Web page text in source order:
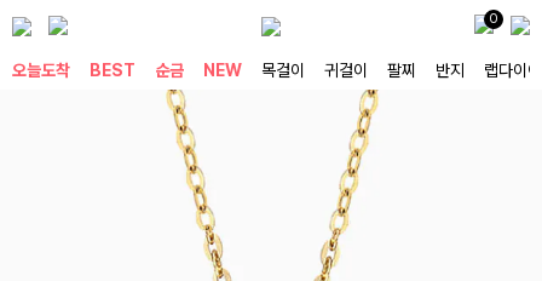
0
오늘도착 BEST 순금 NEW 목걸이 귀걸이 팔찌 반지 랩다이아